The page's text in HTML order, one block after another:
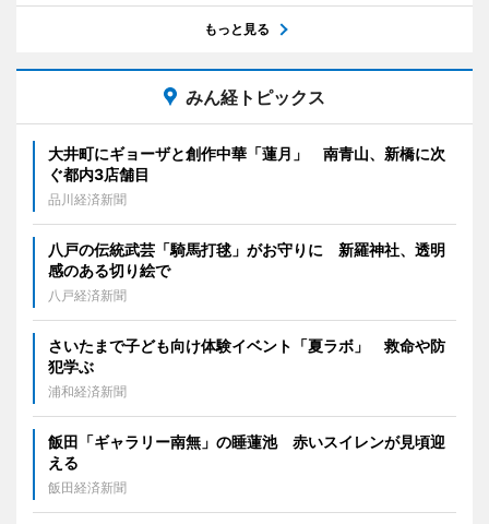
もっと見る
みん経トピックス
大井町にギョーザと創作中華「蓮月」 南青山、新橋に次
ぐ都内3店舗目
品川経済新聞
八戸の伝統武芸「騎馬打毬」がお守りに 新羅神社、透明
感のある切り絵で
八戸経済新聞
さいたまで子ども向け体験イベント「夏ラボ」 救命や防
犯学ぶ
浦和経済新聞
飯田「ギャラリー南無」の睡蓮池 赤いスイレンが見頃迎
える
飯田経済新聞